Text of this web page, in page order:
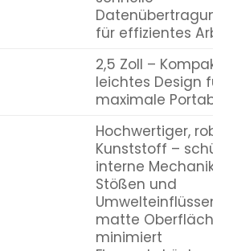
für effizientes
2,5 Zoll –
leichtes Design für
maximale
Hochwertiger,
Kunststoff –
interne Mechanik
Stößen und
Umwelteinflüssen.
matte Oberfläche
minimiert